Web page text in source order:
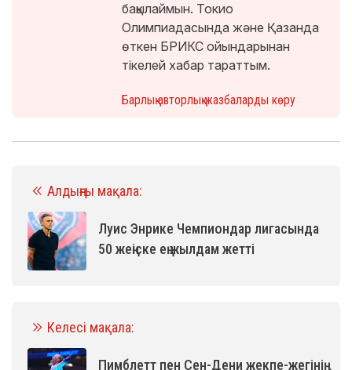
бақылаймын. Токио
Олимпиадасында және Қазанда
өткен БРИКС ойындарынан
тікелей хабар тараттым.
Барлық авторлық жазбаларды көру
Алдыңғы мақала:
Луис Энрике Чемпиондар лигасында
50 жеңіске ең жылдам жетті
Келесі мақала:
Пимблетт пен Сен-Дени жекпе-жегінің